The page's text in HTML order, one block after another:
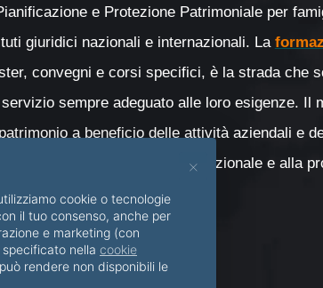
e Protezione Patrimoniale per
giuridici nazionali e internazionali. La
convegni e corsi specifici, è la strada che
sempre adeguato alle loro esigenze. Il
a beneficio delle attività aziendali e
attenzione al passaggio generazionale e alla
diversamente abili.
×
cookie o tecnologie
il tuo consenso, anche per
e marketing (con
nella cookie
rendere non disponibili le